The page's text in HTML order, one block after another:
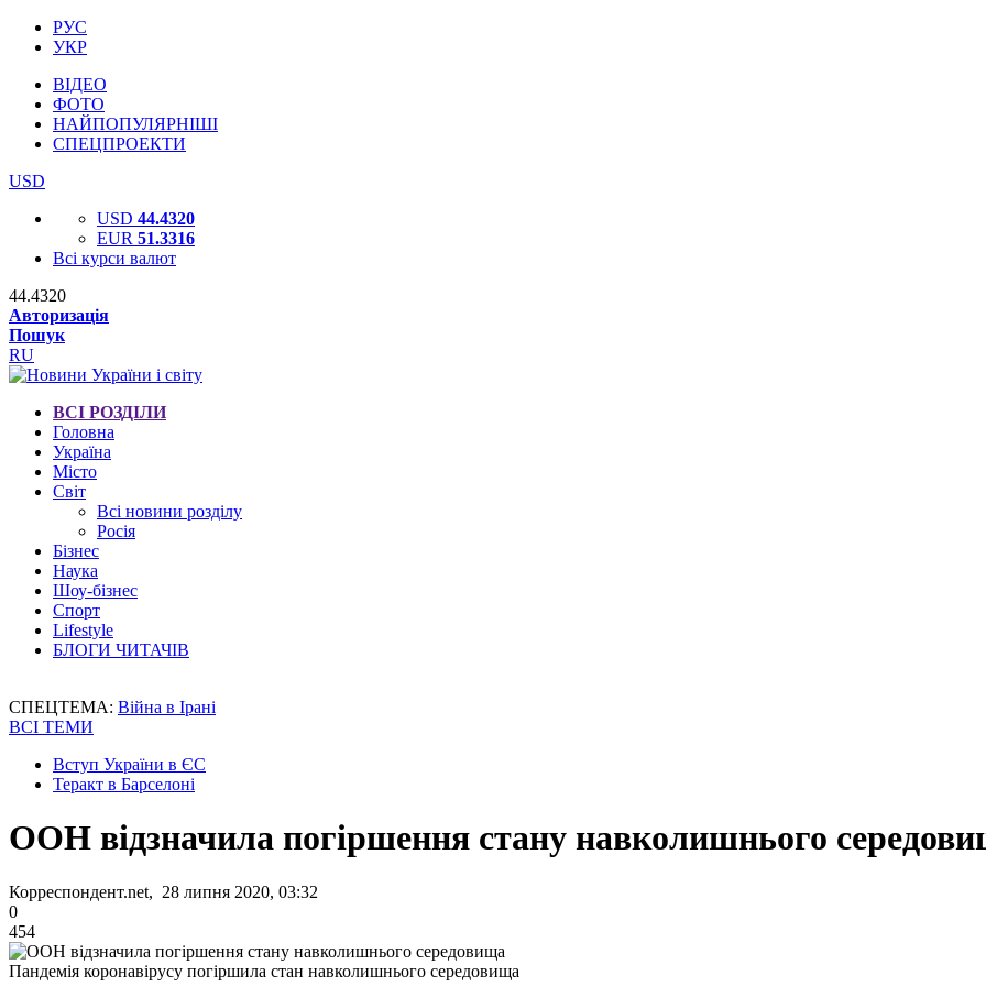
РУС
УКР
ВІДЕО
ФОТО
НАЙПОПУЛЯРНІШІ
СПЕЦПРОЕКТИ
USD
USD 44.4320
EUR 51.3316
Всі курси валют
44.4320
Авторизація
Пошук
RU
ВСІ РОЗДІЛИ
Головна
Україна
Місто
Світ
Всі новини розділу
Росія
Бізнес
Наука
Шоу-бізнес
Спорт
Lifestyle
БЛОГИ ЧИТАЧІВ
СПЕЦТЕМА: Війна в Ірані
ВСІ ТЕМИ
Вступ України в ЄС
Теракт в Барселоні
ООН відзначила погіршення стану навколишнього
Корреспондент.net, 28 липня 2020, 03:32
0
454
Пандемія коронавірусу погіршила стан навколишнього середовища